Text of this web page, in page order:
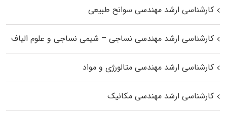
کارشناسی ارشد مهندسی سوانح طبیعی
کارشناسی ارشد مهندسی نساجی – شیمی نساجی و علوم الیاف
کارشناسی ارشد مهندسی متالورژی و مواد
کارشناسی ارشد مهندسی مکانیک